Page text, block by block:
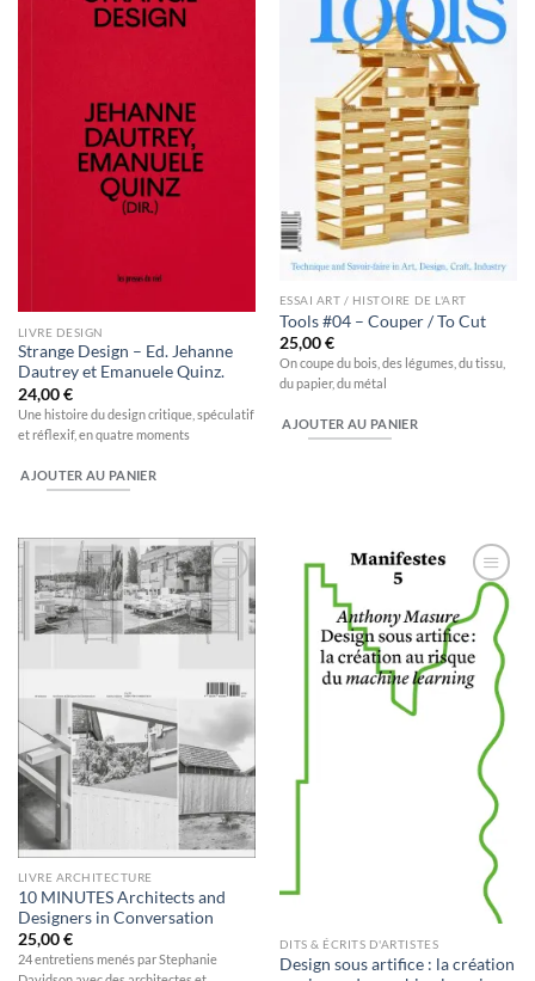
LIVRE DESIGN
Strange Design – Ed. Jehanne
Dautrey et Emanuele Quinz.
24,00€
Une histoire du design critique, spéculatif
et réflexif, en quatre moments
AJOUTER AU PANIER
Ajouter
à la
wishlist
ESSAI ART / HISTOIRE DE L'ART
Tools #04 – Couper / To Cut
25,00€
On coupe du bois, des légumes, du tissu,
du papier, du métal
AJOUTER AU PANIER
Ajouter
à la
wishlist
LIVRE ARCHITECTURE
10 MINUTES Architects and
Designers in Conversation
25,00€
24 entretiens menés par Stephanie
Ajouter
à la
wishlist
DITS & ÉCRITS D'ARTISTES
Design sous artifice : la création